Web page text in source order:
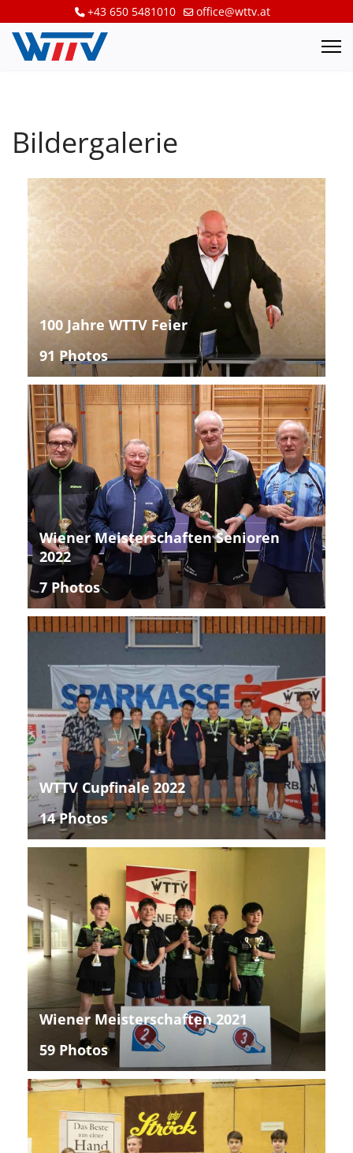
+43 650 5481010 office@wttv.at
Bildergalerie
100 Jahre WTTV Feier
91 Photos
Wiener Meisterschaften Senioren
2022
7 Photos
WTTV Cupfinale 2022
14 Photos
Wiener Meisterschaften 2021
59 Photos